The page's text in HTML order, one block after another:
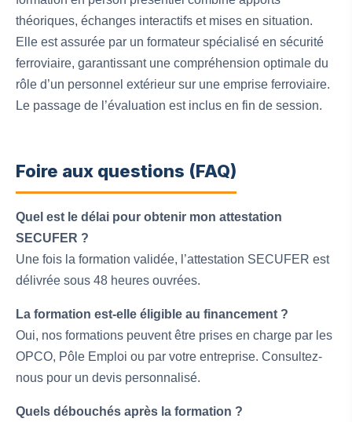
théoriques, échanges interactifs et mises en situation.
Elle est assurée par un formateur spécialisé en sécurité
ferroviaire, garantissant une compréhension optimale du
rôle d’un personnel extérieur sur une emprise ferroviaire.
Le passage de l’évaluation est inclus en fin de session.
Foire aux questions (FAQ)
Quel est le délai pour obtenir mon attestation
SECUFER ?
Une fois la formation validée, l’attestation SECUFER est
délivrée sous 48 heures ouvrées.
La formation est-elle éligible au financement ?
Oui, nos formations peuvent être prises en charge par les
OPCO, Pôle Emploi ou par votre entreprise. Consultez-
nous pour un devis personnalisé.
Quels débouchés après la formation ?